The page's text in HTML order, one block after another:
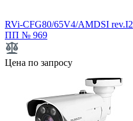
RVi-CFG80/65V4/AMDSI rev.I2
ПП № 969
Цена по запросу